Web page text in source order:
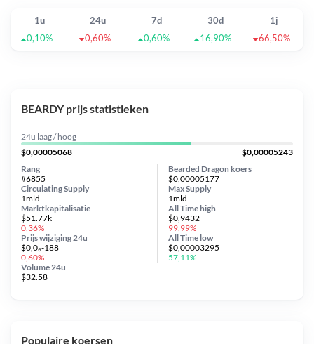
1u 24u 7d 30d
1j
0,10%
0,60% 0,60% 16,90% 66,50%
BEARDY prijs statistieken
24u laag / hoog
$0,00005068
$0,00005243
Bearded Dragon koers
$0,00005177
Circulating Supply
1mld
Prijs wijziging 24u
$0,0₆-188
0,60%
Max Supply
1mld
Marktkapitalisatie
$51.77k
0,36%
Volume 24u
$32.58
Rang
#6855
All Timehigh
$0,9432
99,99%
All Time low
$0,00003295
57,11%
Populaire koersen